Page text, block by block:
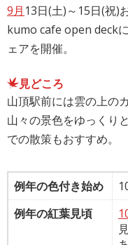
9月 13日(土)～15日(祝)
kumo cafe open deck
ェアを開催。
見どころ
山頂駅前には雲の上の
山々の景色をゆっくり
での散策もおすすめ。
例年の色付き始め
例年の紅葉見頃